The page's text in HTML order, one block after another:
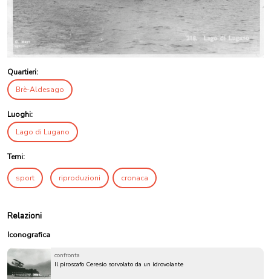
Quartieri:
Brè-Aldesago
Luoghi:
Lago di Lugano
Temi:
sport riproduzioni cronaca
Relazioni
Iconografica
confronta
Il piroscafo Ceresio sorvolato da un idrovolante